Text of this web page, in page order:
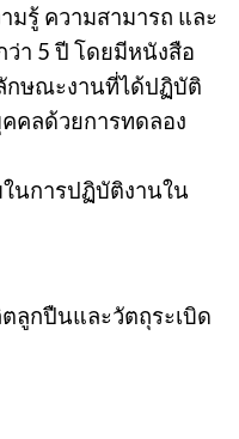
มรู้ ความสามารถ และ
า 5 ปี โดยมีหนังสือ
กษณะงานที่ได้ปฏิบัติ
คลด้วยการทดลอง
ในการปฏิบัติงานใน
ตลูกปืนและวัตถุระเบิด